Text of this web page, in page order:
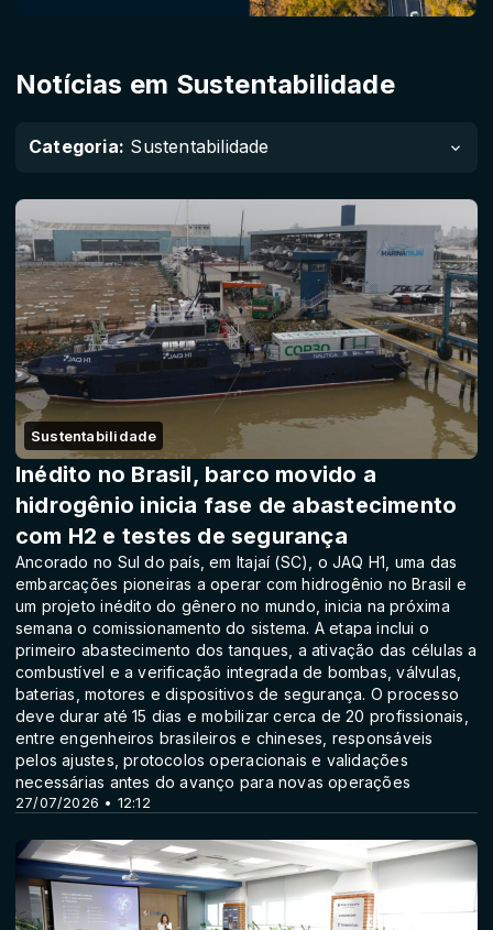
Notícias em Sustentabilidade
Categoria: Sustentabilidade
Sustentabilidade
27/07/2026 • 12:12
Inédito no Brasil, barco movido a
hidrogênio inicia fase de abastecimento
com H2 e testes de segurança
Ancorado no Sul do país, em Itajaí (SC), o JAQ H1, uma das
embarcações pioneiras a operar com hidrogênio no Brasil e
um projeto inédito do gênero no mundo, inicia na próxima
semana o comissionamento do sistema. A etapa inclui o
primeiro abastecimento dos tanques, a ativação das células a
combustível e a verificação integrada de bombas, válvulas,
baterias, motores e dispositivos de segurança. O processo
deve durar até 15 dias e mobilizar cerca de 20 profissionais,
entre engenheiros brasileiros e chineses, responsáveis
pelos ajustes, protocolos operacionais e validações
necessárias antes do avanço para novas operações